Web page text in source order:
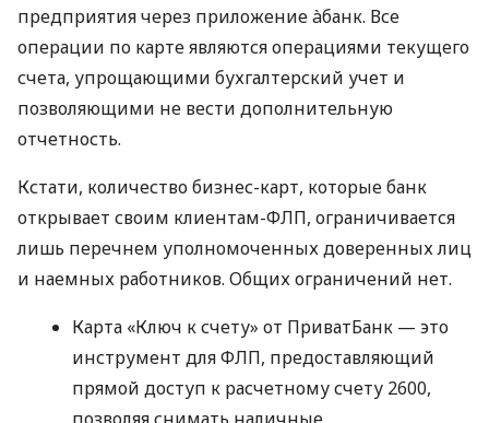
предприятия через приложение àбанк. Все
операции по карте являются операциями текущего
счета, упрощающими бухгалтерский учет и
позволяющими не вести дополнительную
отчетность.
Кстати, количество бизнес-карт, которые банк
открывает своим клиентам-ФЛП, ограничивается
лишь перечнем уполномоченных доверенных лиц
и наемных работников. Общих ограничений нет.
Карта «Ключ к счету» от ПриватБанк — это
инструмент для ФЛП, предоставляющий
прямой доступ к расчетному счету 2600,